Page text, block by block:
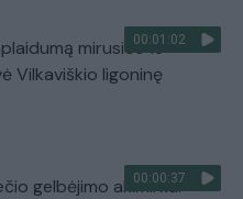
00:01:02
mirusios 13-
Vilkaviškio ligoninę
00:00:37
gelbėjimo akimirka: